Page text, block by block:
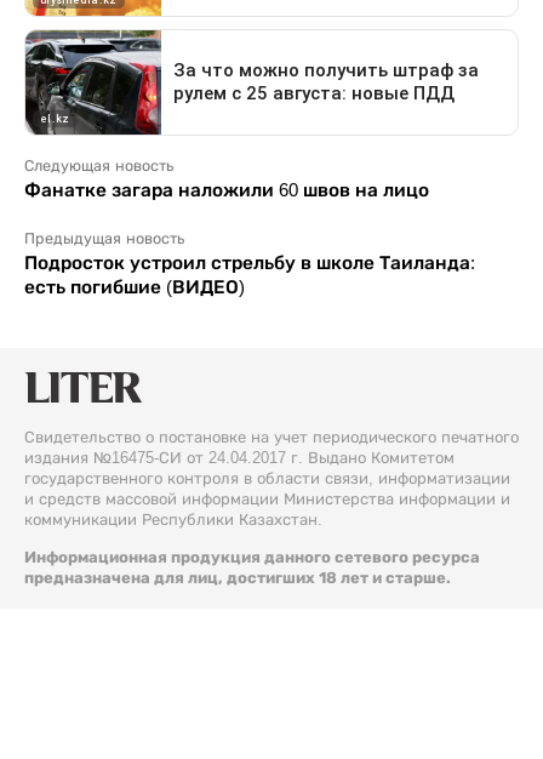
Следующая новость
Фанатке загара наложили 60 швов на лицо
Предыдущая новость
Подросток устроил стрельбу в школе Таиланда:
есть погибшие (ВИДЕО)
Свидетельство о постановке на учет периодического печатного
издания №16475-СИ от 24.04.2017 г. Выдано Комитетом
государственного контроля в области связи, информатизации
и средств массовой информации Министерства информации и
коммуникации Республики Казахстан.
Информационная продукция данного сетевого ресурса
предназначена для лиц, достигших 18 лет и старше.